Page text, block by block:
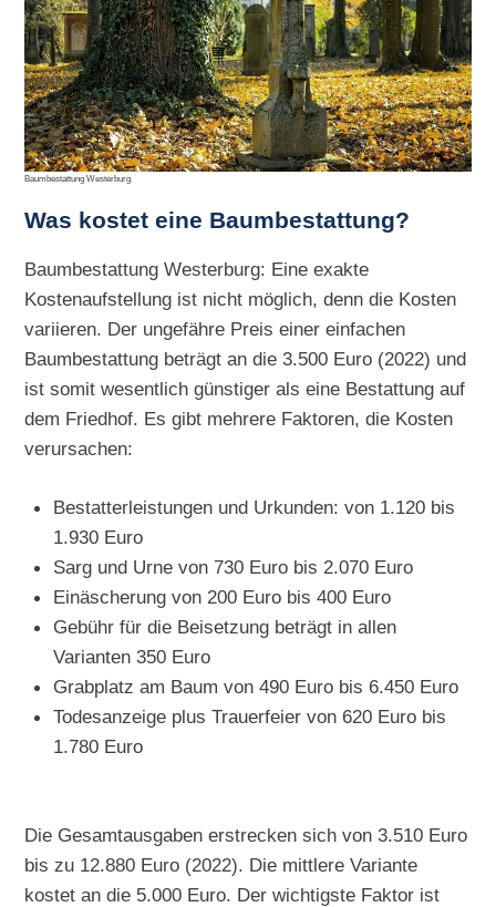
Baumbestattung Westerburg
Was kostet eine Baumbestattung?
Baumbestattung Westerburg: Eine exakte
Kostenaufstellung ist nicht möglich, denn die Kosten
variieren. Der ungefähre Preis einer einfachen
Baumbestattung beträgt an die 3.500 Euro (2022) und
ist somit wesentlich günstiger als eine Bestattung auf
dem Friedhof. Es gibt mehrere Faktoren, die Kosten
verursachen:
Bestatterleistungen und Urkunden: von 1.120 bis
1.930 Euro
Sarg und Urne von 730 Euro bis 2.070 Euro
Einäscherung von 200 Euro bis 400 Euro
Gebühr für die Beisetzung beträgt in allen
Varianten 350 Euro
Grabplatz am Baum von 490 Euro bis 6.450 Euro
Todesanzeige plus Trauerfeier von 620 Euro bis
1.780 Euro
Die Gesamtausgaben erstrecken sich von 3.510 Euro
bis zu 12.880 Euro (2022). Die mittlere Variante
kostet an die 5.000 Euro. Der wichtigste Faktor ist